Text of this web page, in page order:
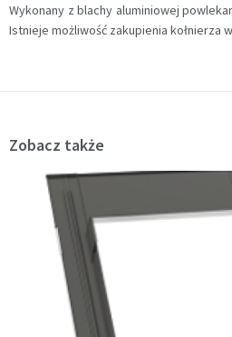
Wykonany z blachy aluminiowej
Istnieje możliwość zakupienia kołnierza
Zobacz także